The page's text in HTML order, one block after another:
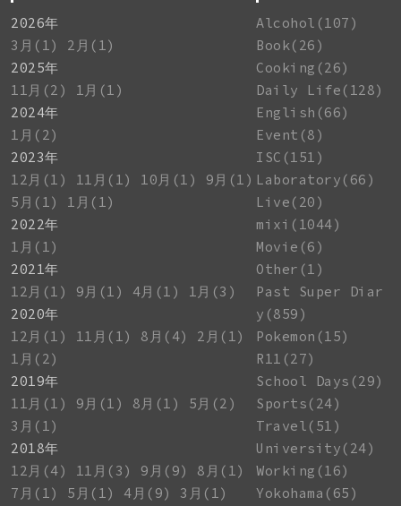
2026年
3月(1)
2月(1)
2025年
11月(2)
1月(1)
2024年
1月(2)
2023年
12月(1)
11月(1) 10月(1)
9月(1)
5月(1)
1月(1)
2022年
1月(1)
2021年
12月(1)
9月(1) 4月(1)
1月(3)
2020年
12月(1)
11月(1) 8月(4)
2月(1)
1月(2)
2019年
11月(1)
9月(1) 8月(1)
5月(2)
3月(1)
2018年
12月(4)
11月(3) 9月(9)
8月(1)
7月(1)
5月(1) 4月(9)
3月(1)
Alcohol(107)
Book(26)
Cooking(26)
Daily Life(128)
English(66)
Event(8)
ISC(151)
Laboratory(66)
Live(20)
mixi(1044)
Movie(6)
Other(1)
Past Super Diar
y(859)
Pokemon(15)
R11(27)
School Days(29)
Sports(24)
Travel(51)
University(24)
Working(16)
Yokohama(65)